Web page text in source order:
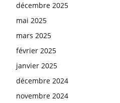
décembre 2025
mai 2025
mars 2025
février 2025
janvier 2025
décembre 2024
novembre 2024